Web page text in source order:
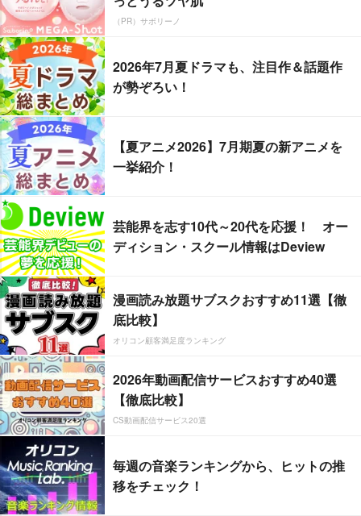
（PR）サボリーノ
2026年7月夏ドラマも、注目作＆話題作
が勢ぞろい！
【夏アニメ2026】7月期夏の新アニメを
一挙紹介！
芸能界を志す10代～20代を応援！ オー
ディション・スクール情報はDeview
漫画読み放題サブスクおすすめ11選【徹
底比較】
オリコン顧客満足度ランキング
2026年動画配信サービスおすすめ40選
【徹底比較】
CS動画配信サービス20選
毎週の音楽ランキングから、ヒットの推
移をチェック！